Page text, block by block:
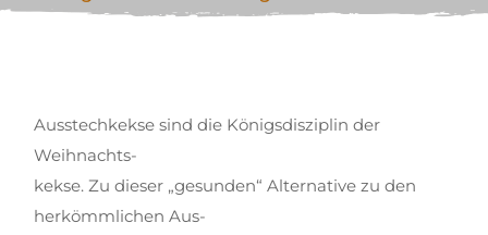
Ausstechkekse sind die Königsdisziplin der
Weihnachts-
kekse. Zu dieser „gesunden“ Alternative zu den
herkömmlichen Aus-